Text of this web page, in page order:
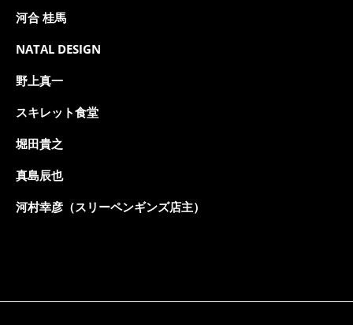
河合 桂馬
NATAL DESIGN
野上真一
スキレット食堂
堀田貴之
真島辰也
河村幸彦（スリーペンギンズ店主）